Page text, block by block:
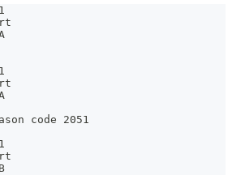
code 2051